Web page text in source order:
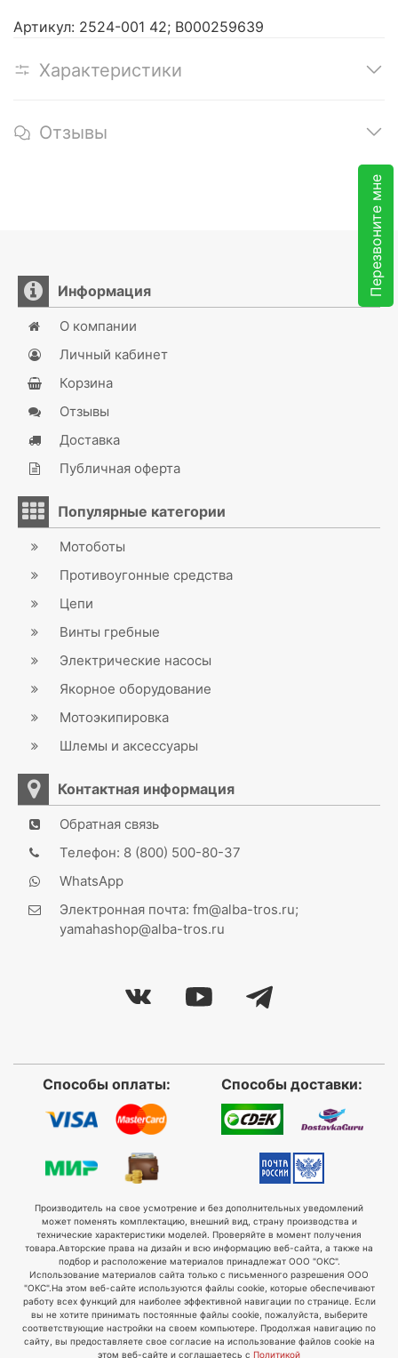
Перезвоните мне
Артикул: 2524-001 42; В000259639
Характеристики
Отзывы
Информация
О компании
Личный кабинет
Корзина
Отзывы
Доставка
Публичная оферта
Популярные категории
Мотоботы
Противоугонные средства
Цепи
Винты гребные
Электрические насосы
Якорное оборудование
Мотоэкипировка
Шлемы и аксессуары
Контактная информация
Обратная связь
Телефон: 8 (800) 500-80-37
WhatsApp
Электронная почта: fm@alba-tros.ru;
yamahashop@alba-tros.ru
Способы оплаты: Способы доставки:
Производитель на свое усмотрение и без дополнительных уведомлений
может поменять комплектацию, внешний вид, страну производства и
технические характеристики моделей. Проверяйте в момент получения
товара. Авторские права на дизайн и всю информацию веб-сайта, а также на
подбор и расположение материалов принадлежат ООО "ОКС".
Использование материалов сайта только с письменного разрешения ООО
"ОКС".На этом веб-сайте используются файлы cookie, которые обеспечивают
работу всех функций для наиболее эффективной навигации по странице. Если
вы не хотите принимать постоянные файлы cookie, пожалуйста, выберите
соответствующие настройки на своем компьютере. Продолжая навигацию по
сайту, вы предоставляете свое согласие на использование файлов cookie на
этом веб-сайте и соглашаетесь с Политикой